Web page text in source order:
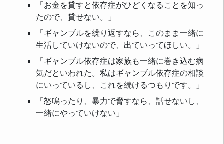
「お金を貸すと依存症がひどくなることを知っ
たので、貸せない。」
「ギャンブルを繰り返すなら、このまま一緒に
生活していけないので、出ていってほしい。」
「ギャンブル依存症は家族も一緒に巻き込む病
気だといわれた。私はギャンブル依存症の相談
にいっているし、これを続けるつもりです。」
「怒鳴ったり、暴力で脅すなら、話せないし、
一緒にやっていけない」